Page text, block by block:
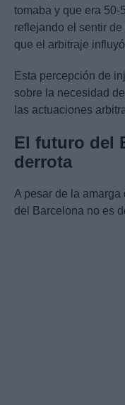
tomaba y que era
reflejando el sentir
que el arbitraje
Esta percepción de
sobre la necesidad
las actuaciones
El futuro del
derrota
A pesar de la
del Barcelona no es